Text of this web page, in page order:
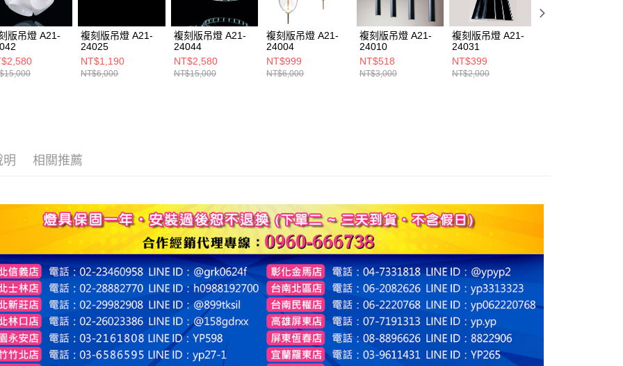
版吊燈 A21-
複刻版吊燈 A21-
24025
NT$1,190
NT$6,000
複刻版吊燈 A21-
24044
NT$2,580
NT$15,000
複刻版吊燈 A21-
24004
NT$999
NT$6,000
複刻版吊燈 A21-
24010
NT$518
NT$3,000
複刻版吊燈 A21-
24031
NT$399
NT$2,000
明 相關推薦